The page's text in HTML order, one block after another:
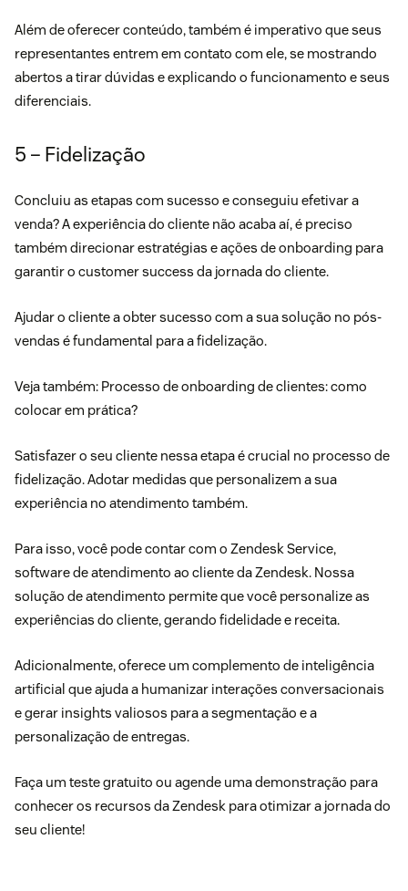
Além de oferecer conteúdo, também é imperativo que seus
representantes entrem em contato com ele, se mostrando
abertos a tirar dúvidas e explicando o funcionamento e seus
diferenciais.
5 – Fidelização
Concluiu as etapas com sucesso e conseguiu efetivar a
venda? A experiência do cliente não acaba aí, é preciso
também direcionar estratégias e ações de onboarding para
garantir o customer success da jornada do cliente.
Ajudar o cliente a obter sucesso com a sua solução no pós-
vendas é fundamental para a fidelização.
Veja também: Processo de onboarding de clientes: como
colocar em prática?
Satisfazer o seu cliente nessa etapa é crucial no processo de
fidelização. Adotar medidas que personalizem a sua
experiência no atendimento também.
Para isso, você pode contar com o Zendesk Service,
software de atendimento ao cliente da Zendesk. Nossa
solução de atendimento permite que você personalize as
experiências do cliente, gerando fidelidade e receita.
Adicionalmente, oferece um complemento de inteligência
artificial que ajuda a humanizar interações conversacionais
e gerar insights valiosos para a segmentação e a
personalização de entregas.
Faça um teste gratuito ou agende uma demonstração para
conhecer os recursos da Zendesk para otimizar a jornada do
seu cliente!